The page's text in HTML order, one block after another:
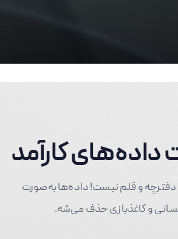
داده‌های کارآمد
دفترچه و قلم نیست! داده‌ها به‌صورت
و کاغذبازی حذف می‌شه.